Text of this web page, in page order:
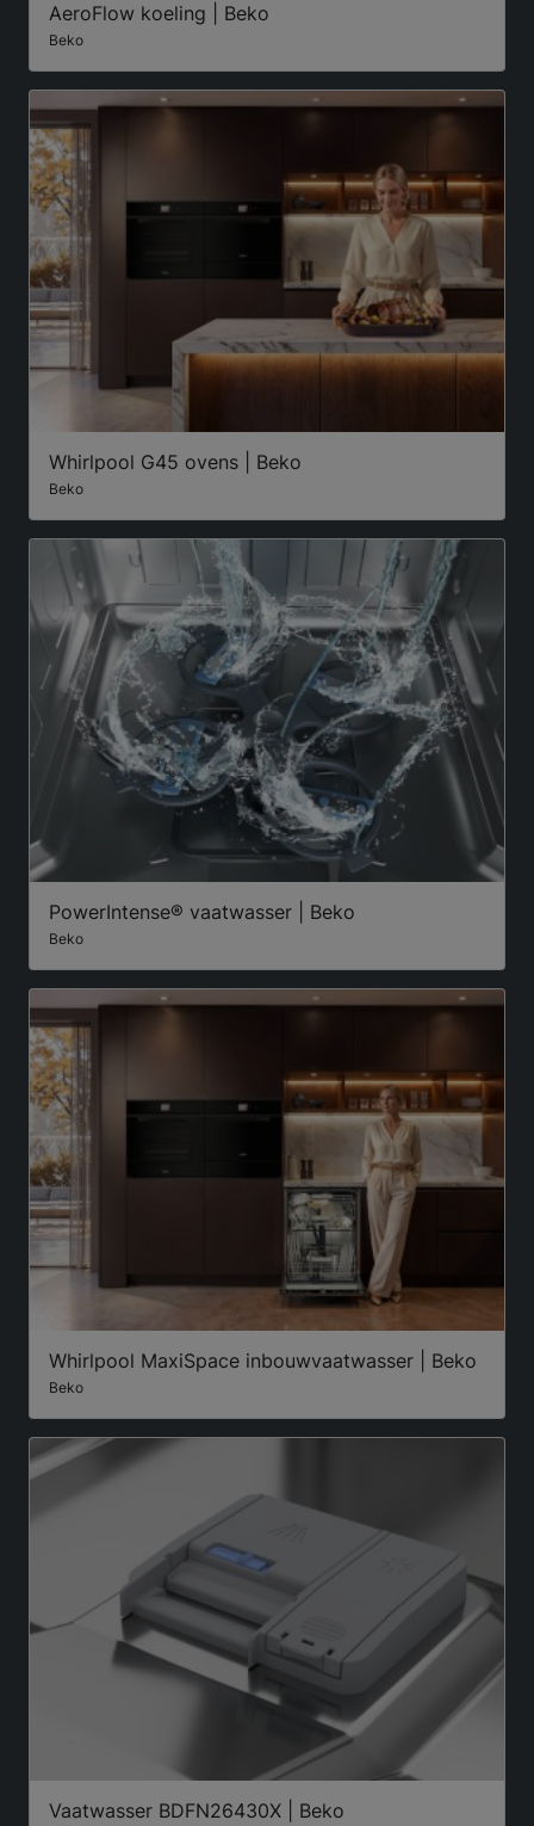
AeroFlow koeling | Beko
Beko
Whirlpool G45 ovens | Beko
Beko
PowerIntense® vaatwasser | Beko
Beko
Whirlpool MaxiSpace inbouwvaatwasser | Beko
Beko
Vaatwasser BDFN26430X | Beko